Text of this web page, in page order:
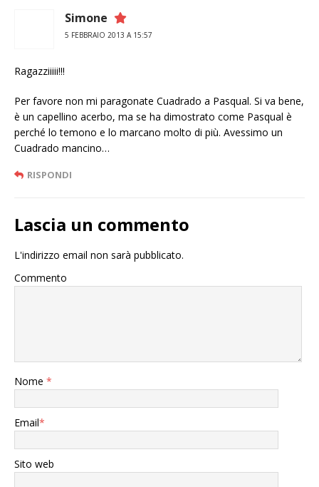
Simone
5 FEBBRAIO 2013 A 15:57
Ragazziiiii!!!
Per favore non mi paragonate Cuadrado a Pasqual. Si va bene,
è un capellino acerbo, ma se ha dimostrato come Pasqual è
perché lo temono e lo marcano molto di più. Avessimo un
Cuadrado mancino…
RISPONDI
Lascia un commento
L'indirizzo email non sarà pubblicato.
Commento
Nome *
Email*
Sito web